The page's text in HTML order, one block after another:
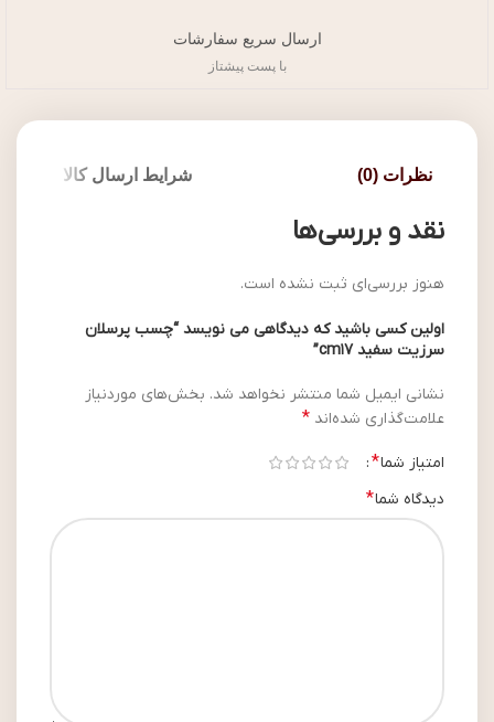
ارسال سریع سفارشات
با پست پیشتاز
نظرات (0) شرایط ارسال کالا
نقد و بررسی‌ها
هنوز بررسی‌ای ثبت نشده است.
اولین کسی باشید که دیدگاهی می نویسد “چسب پرسلان
سرزیت سفید cm17”
نشانی ایمیل شما منتشر نخواهد شد. بخش‌های موردنیاز
علامت‌گذاری شده‌اند *
امتیاز شما*
دیدگاه شما*